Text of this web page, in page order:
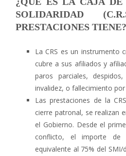
SOLIDARIDAD
PRESTACIONES TIENE?
La CRS es un instrumento
cubre a sus afiliados y
paros parciales,
invalidez, o fallecimiento
Las prestaciones de la
cierre patronal, se realizan
el Gobierno. Desde el
conflicto, el importe de
equivalente al 75% del